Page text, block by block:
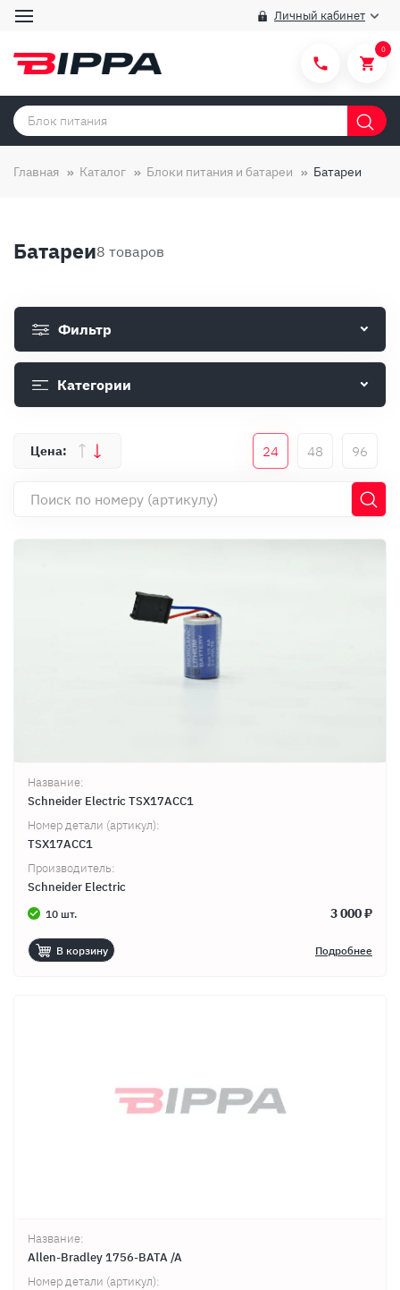
Личный кабинет
Категории товаров
Вопросы и ответы
Отзывы
Доставка
Оплата
Контакты
0
Главная Каталог Блоки питания и батареи Батареи
Батареи8 товаров
Фильтр
Категории
24 48 96
Название:
Schneider Electric TSX17ACC1
Номер детали (артикул):
TSX17ACC1
Производитель:
Schneider Electric
10 шт. 3 000 ₽
В корзину Подробнее
Название:
Allen-Bradley 1756-BATA /A
Номер детали (артикул):